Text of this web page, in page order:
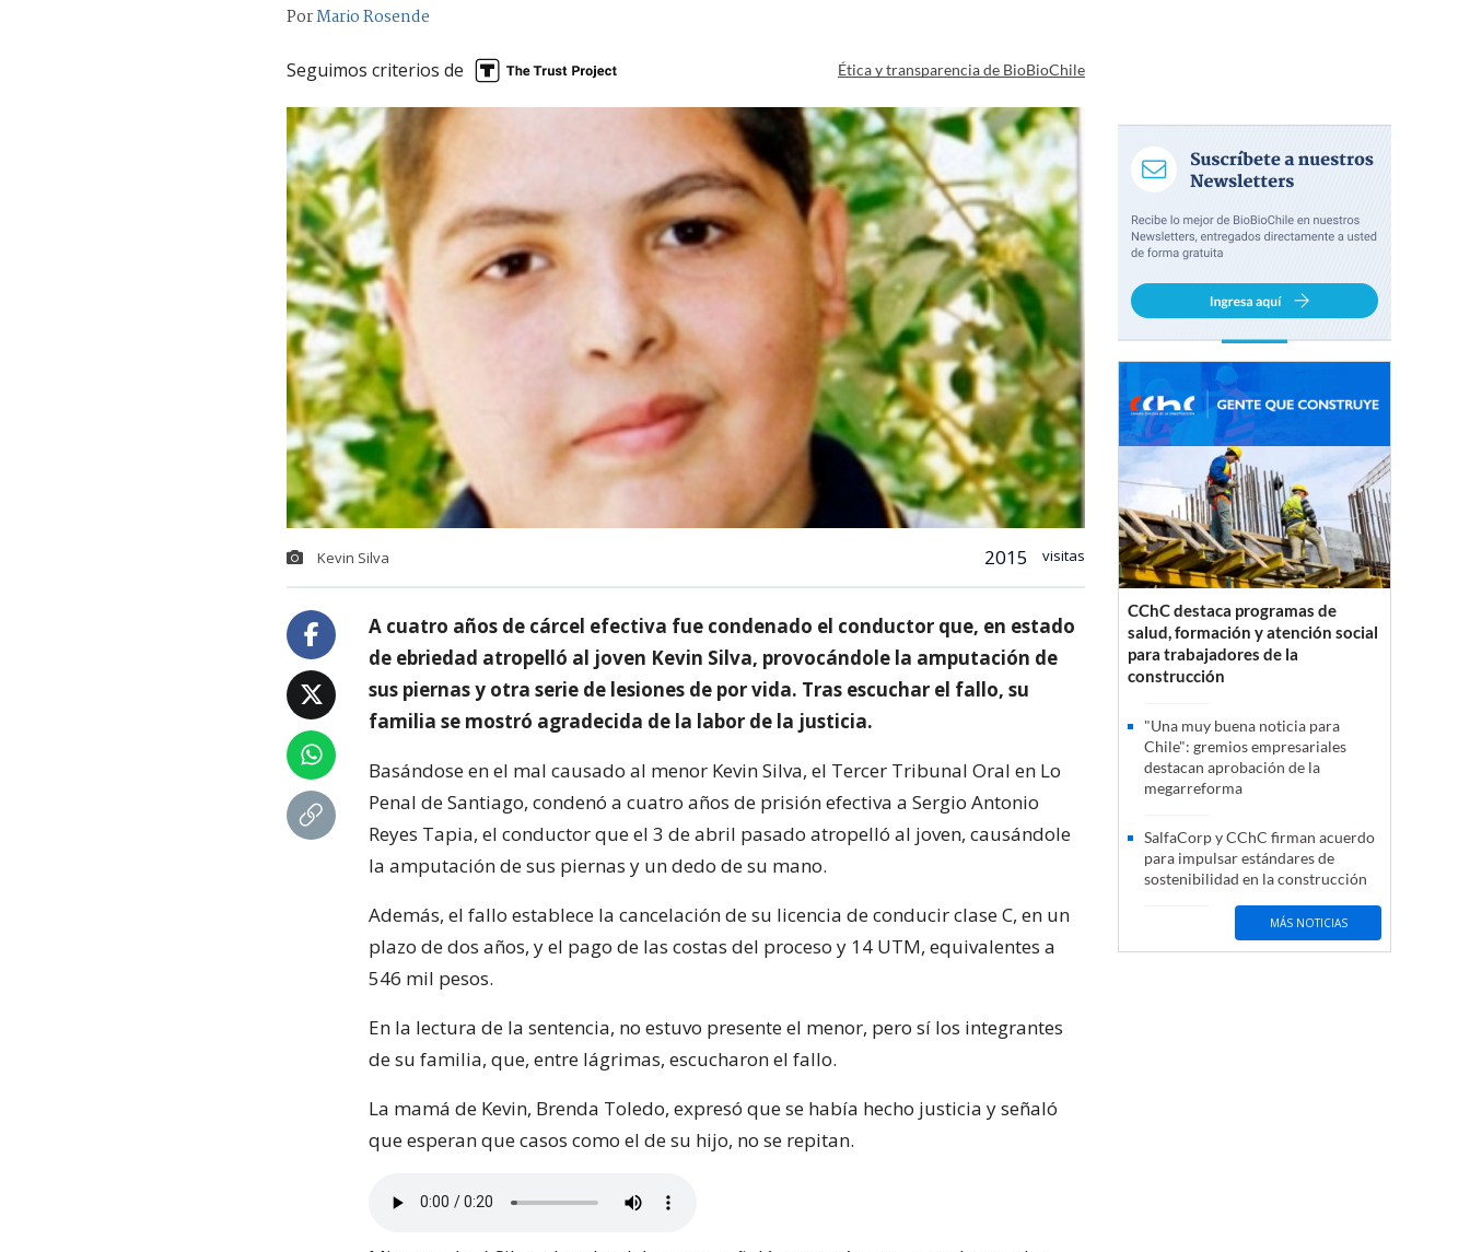
PorMario Rosende
Seguimos criterios de Ética y transparencia de BioBioChile
Kevin Silva 2015 visitas
A cuatro años de cárcel efectiva fue condenado el conductor que, en estado
de ebriedad atropelló al joven Kevin Silva, provocándole la amputación de
sus piernas y otra serie de lesiones de por vida. Tras escuchar el fallo, su
familia se mostró agradecida de la labor de la justicia.
Basándose en el mal causado al menor Kevin Silva, el Tercer Tribunal Oral en Lo
Penal de Santiago, condenó a cuatro años de prisión efectiva a Sergio Antonio
Reyes Tapia, el conductor que el 3 de abril pasado atropelló al joven, causándole
la amputación de sus piernas y un dedo de su mano.
Además, el fallo establece la cancelación de su licencia de conducir clase C, en un
plazo de dos años, y el pago de las costas del proceso y 14 UTM, equivalentes a
546 mil pesos.
En la lectura de la sentencia, no estuvo presente el menor, pero sí los integrantes
de su familia, que, entre lágrimas, escucharon el fallo.
La mamá de Kevin, Brenda Toledo, expresó que se había hecho justicia y señaló
que esperan que casos como el de su hijo, no se repitan.
CChC destaca programas de
salud, formación y atención social
para trabajadores de la
construcción
"Una muy buena noticia para
Chile": gremios empresariales
destacan aprobación de la
megarreforma
SalfaCorp y CChC firman acuerdo
para impulsar estándares de
sostenibilidad en la construcción
MÁS NOTICIAS